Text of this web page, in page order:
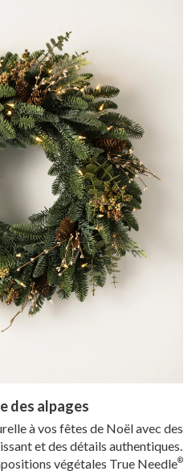
des alpages
à vos fêtes de Noël avec des
et des détails authentiques.
végétales True Needle®